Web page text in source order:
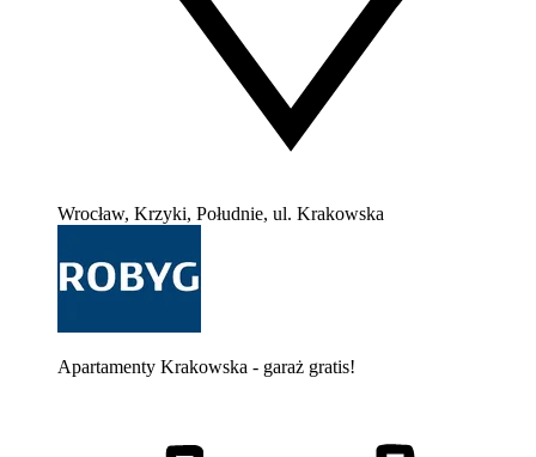
Wrocław, Krzyki, Południe, ul. Krakowska
Apartamenty Krakowska - garaż gratis!